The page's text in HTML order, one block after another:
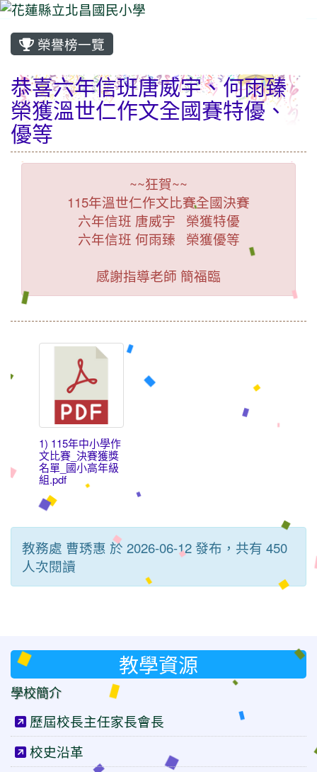
榮譽榜一覽
恭喜六年信班唐威宇、何雨臻
榮獲溫世仁作文全國賽特優、
優等
~~狂賀~~
115年溫世仁作文比賽全國決賽
六年信班 唐威宇 榮獲特優
六年信班 何雨臻 榮獲優等
感謝指導老師 簡福臨
1) 115年中小學作
文比賽_決賽獲獎
名單_國小高年級
組.pdf
教務處 曹琇惠 於 2026-06-12 發布，共有 450
人次閱讀
教學資源
學校簡介
歷屆校長主任家長會長
校史沿革